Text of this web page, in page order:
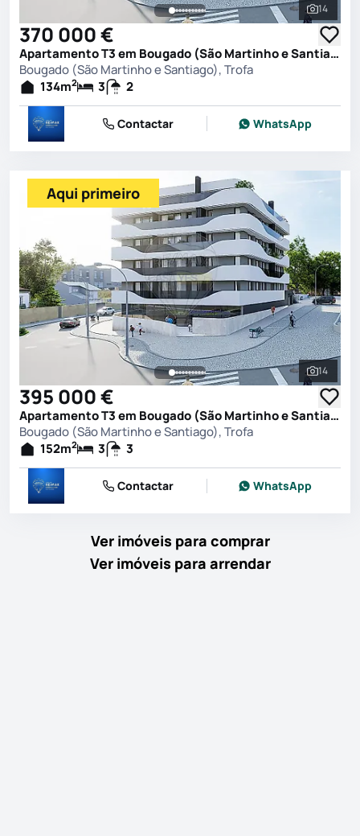
Ver
14
370 000 €
Apartamento T3 em Bougado (São Martinho e Santiago), Trofa
Bougado (São Martinho e Santiago), Trofa
134m2 3 2
Contactar WhatsApp
Ver
14
Aqui primeiro
395 000 €
Apartamento T3 em Bougado (São Martinho e Santiago), Trofa
Bougado (São Martinho e Santiago), Trofa
152m2 3 3
Contactar WhatsApp
Ver imóveis para comprar
Ver imóveis para arrendar